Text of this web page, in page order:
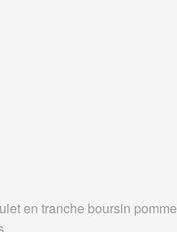
en tranche boursin pomme